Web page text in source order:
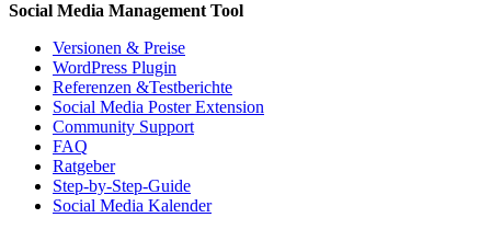
Social Media Management Tool
Versionen & Preise
WordPress Plugin
Referenzen &Testberichte
Social Media Poster Extension
Community Support
FAQ
Ratgeber
Step-by-Step-Guide
Social Media Kalender